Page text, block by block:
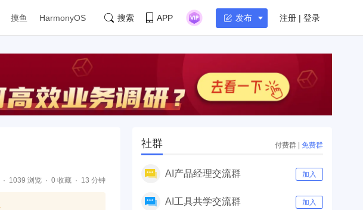
摸鱼 HarmonyOS 搜索 APP 发布 注册 | 登录
1039 浏览 0 收藏 13 分钟
社群 付费群 | 免费群
AI产品经理交流群 加入
AI工具共学交流群 加入